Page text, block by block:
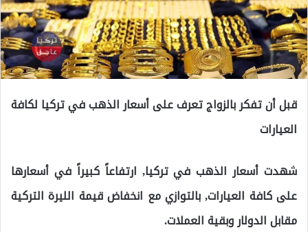
قبل أن تفكر بالزواج تعرف على أسعار الذهب في تركيا لكافة
العيارات
شهدت أسعار الذهب في تركيا, ارتفاعاً كبيراً في أسعارها
على كافة العيارات, بالتوازي مع انخفاض قيمة الليرة التركية
مقابل الدولار وبقية العملات.